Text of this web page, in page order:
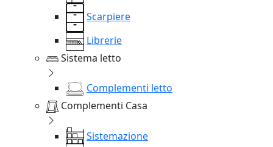
Scarpiere
Librerie
Sistema letto
Complementi letto
Complementi Casa
Sistemazione